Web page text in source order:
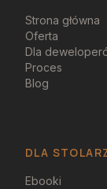
Strona główna
Oferta
Dla
Proces
Blog
DLA
Ebooki